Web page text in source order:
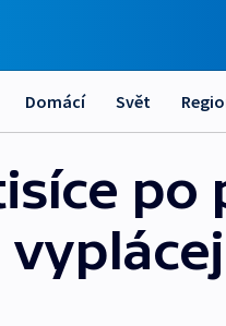
Domácí Svět